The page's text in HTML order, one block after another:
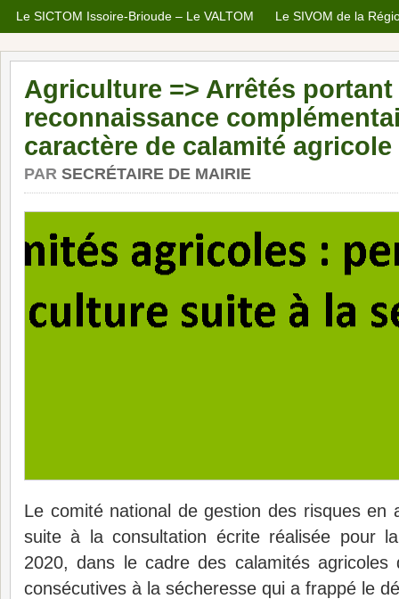
Le SICTOM Issoire-Brioude – Le VALTOM Le SIVOM de la
Agriculture => Arrêtés portant
reconnaissance
caractère de calamité agricole
PAR SECRÉTAIRE DE MAIRIE
Le comité national de gestion des risques en
suite à la consultation écrite réalisée pour
2020, dans le cadre des calamités agricoles
consécutives à la sécheresse qui a frappé le